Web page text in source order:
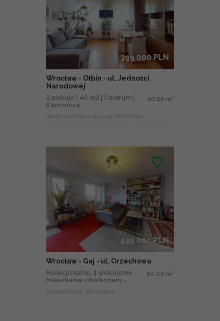
399 000 PLN
Wrocław - Ołbin - ul. Jedności
Narodowej
2 pokoje | 40 m2 | Centrum |
Kamienica
40.56 m 2
595 000 PLN
Wrocław - Gaj - ul. Orzechowa
Funkcjonalne, 2-pokojowe
mieszkanie z balkonem ...
54.09 m 2